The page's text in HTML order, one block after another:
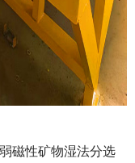
磁性矿物湿法分选